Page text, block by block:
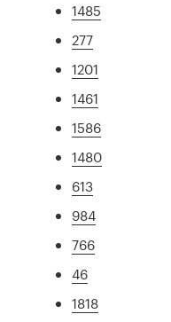
1485
277
1201
1461
1586
1480
613
984
766
46
1818